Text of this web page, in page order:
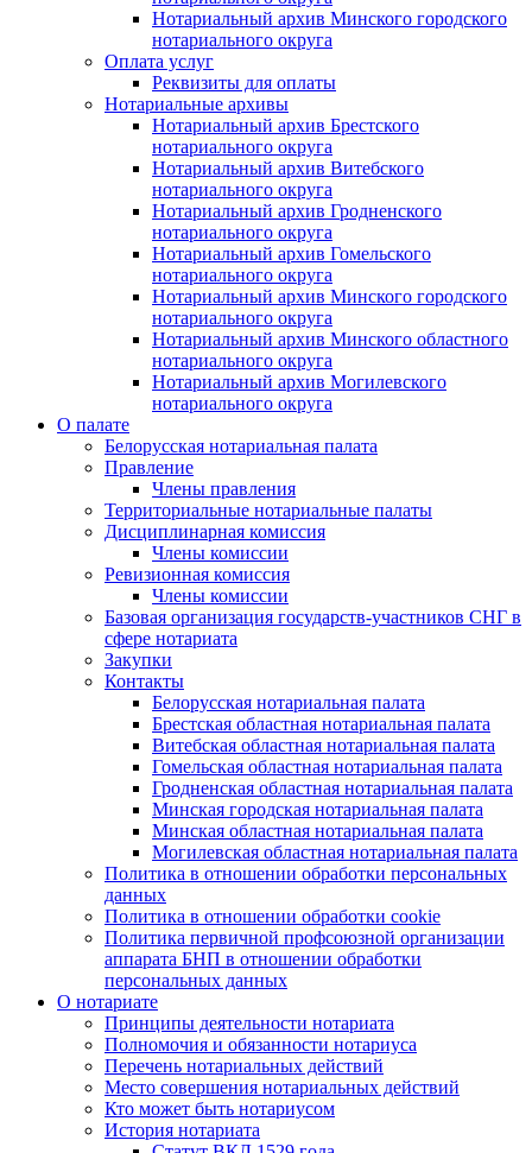
Нотариальный архив Минского городского
нотариального округа
Оплата услуг
Реквизиты для оплаты
Нотариальные архивы
Нотариальный архив Брестского
нотариального округа
Нотариальный архив Витебского
нотариального округа
Нотариальный архив Гродненского
нотариального округа
Нотариальный архив Гомельского
нотариального округа
Нотариальный архив Минского городского
нотариального округа
Нотариальный архив Минского областного
нотариального округа
Нотариальный архив Могилевского
нотариального округа
О палате
Белорусская нотариальная палата
Правление
Члены правления
Территориальные нотариальные палаты
Дисциплинарная комиссия
Члены комиссии
Ревизионная комиссия
Члены комиссии
Базовая организация государств-участников СНГ в
сфере нотариата
Закупки
Контакты
Белорусская нотариальная палата
Брестская областная нотариальная палата
Витебская областная нотариальная палата
Гомельская областная нотариальная палата
Гродненская областная нотариальная палата
Минская городская нотариальная палата
Минская областная нотариальная палата
Могилевская областная нотариальная палата
Политика в отношении обработки персональных
данных
Политика в отношении обработки cookie
Политика первичной профсоюзной организации
аппарата БНП в отношении обработки
персональных данных
О нотариате
Принципы деятельности нотариата
Полномочия и обязанности нотариуса
Перечень нотариальных действий
Место совершения нотариальных действий
Кто может быть нотариусом
История нотариата